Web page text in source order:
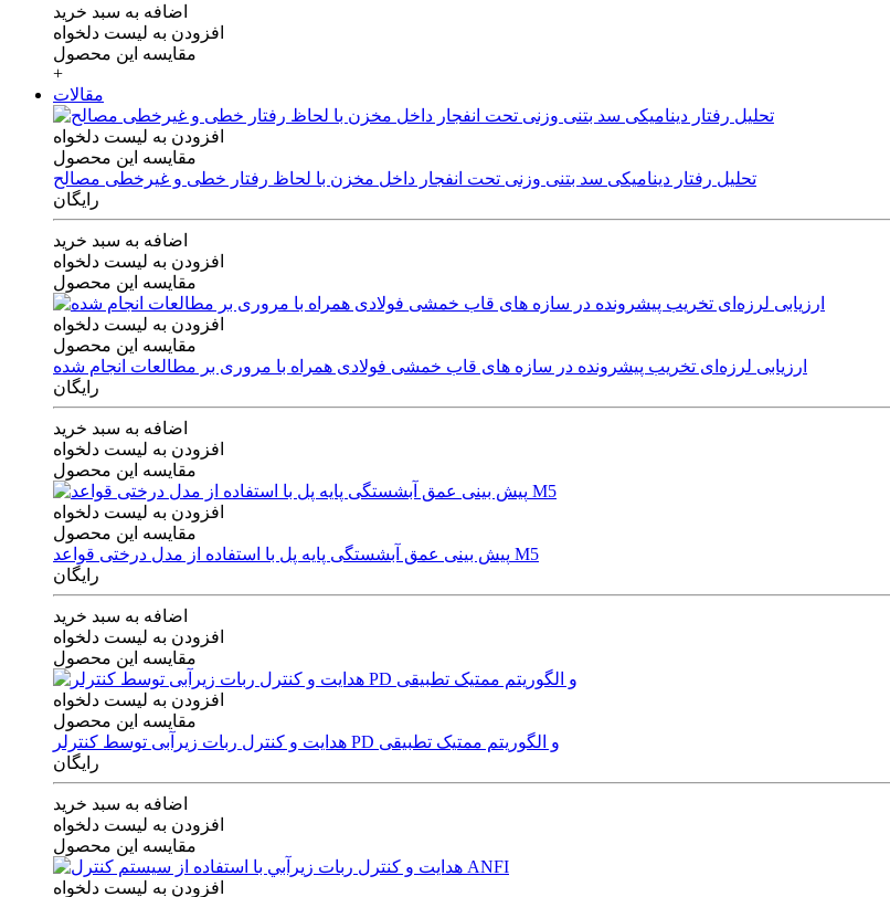
اضافه به سبد خرید
افزودن به لیست دلخواه
مقایسه این محصول
+
مقالات
افزودن به لیست دلخواه
مقایسه این محصول
تحلیل رفتار دینامیکی سد بتنی وزنی تحت انفجار داخل مخزن با لحاظ رفتار خطی و غیرخطی مصالح
رایگان
اضافه به سبد خرید
افزودن به لیست دلخواه
مقایسه این محصول
افزودن به لیست دلخواه
مقایسه این محصول
ارزیابی لرزه‌ای تخریب پیشرونده در سازه های قاب خمشی فولادی همراه با مروری بر مطالعات انجام شده
رایگان
اضافه به سبد خرید
افزودن به لیست دلخواه
مقایسه این محصول
افزودن به لیست دلخواه
مقایسه این محصول
پیش بینی عمق آبشستگی پایه پل با استفاده از مدل درختی قواعد M5
رایگان
اضافه به سبد خرید
افزودن به لیست دلخواه
مقایسه این محصول
افزودن به لیست دلخواه
مقایسه این محصول
هدایت و کنترل ربات زیرآبی توسط کنترلر PD و الگوریتم ممتیک تطبیقی
رایگان
اضافه به سبد خرید
افزودن به لیست دلخواه
مقایسه این محصول
افزودن به لیست دلخواه